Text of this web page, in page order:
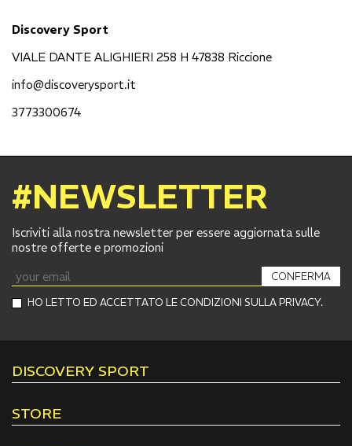
Discovery Sport
VIALE DANTE ALIGHIERI 258 H 47838 Riccione
info@discoverysport.it
3773300674
#NEWSLETTER
Iscriviti alla nostra newsletter per essere aggiornata sulle
nostre offerte e promozioni
HO LETTO ED ACCETTATO LE CONDIZIONI SULLA PRIVACY.
CONFERMA
DISCOVERY SPORT
STORE